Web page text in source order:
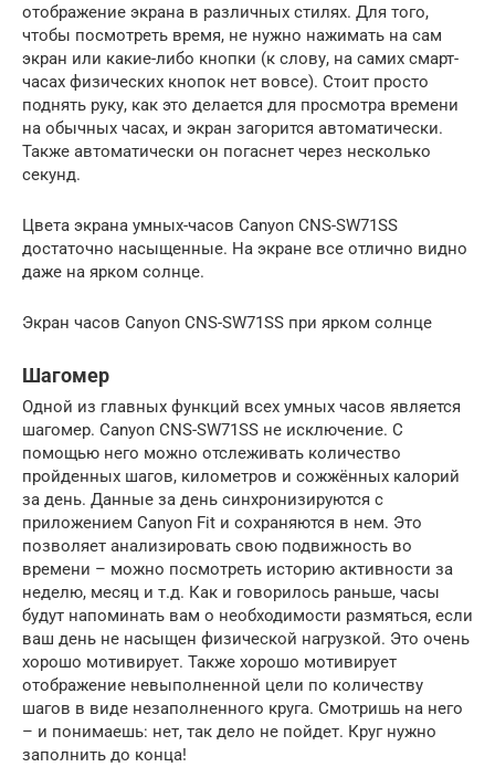
отображение экрана в различных стилях. Для того,
чтобы посмотреть время, не нужно нажимать на сам
экран или какие-либо кнопки (к слову, на самих смарт-
часах физических кнопок нет вовсе). Стоит просто
поднять руку, как это делается для просмотра времени
на обычных часах, и экран загорится автоматически.
Также автоматически он погаснет через несколько
секунд.
Цвета экрана умных-часов Canyon CNS-SW71SS
достаточно насыщенные. На экране все отлично видно
даже на ярком солнце.
Экран часов Canyon CNS-SW71SS при ярком солнце
Шагомер
Одной из главных функций всех умных часов является
шагомер. Canyon CNS-SW71SS не исключение. С
помощью него можно отслеживать количество
пройденных шагов, километров и сожжённых калорий
за день. Данные за день синхронизируются с
приложением Canyon Fit и сохраняются в нем. Это
позволяет анализировать свою подвижность во
времени – можно посмотреть историю активности за
неделю, месяц и т.д. Как и говорилось раньше, часы
будут напоминать вам о необходимости размяться, если
ваш день не насыщен физической нагрузкой. Это очень
хорошо мотивирует. Также хорошо мотивирует
отображение невыполненной цели по количеству
шагов в виде незаполненного круга. Смотришь на него
– и понимаешь: нет, так дело не пойдет. Круг нужно
заполнить до конца!